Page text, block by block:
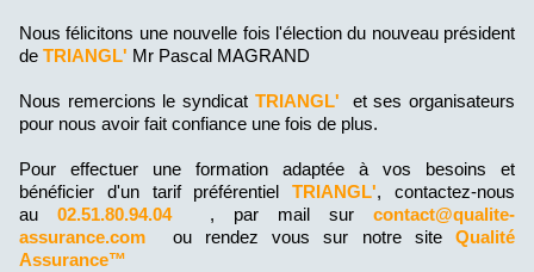
Nous félicitons une nouvelle fois l'élection du nouveau président
de TRIANGL' Mr Pascal MAGRAND
Nous remercions le syndicat TRIANGL' et ses organisateurs
pour nous avoir fait confiance une fois de plus.
Pour effectuer une formation adaptée à vos besoins et
bénéficier d'un tarif préférentielTRIANGL', contactez-nous
au 02.51.80.94.04, par mail sur contact@qualite-
assurance.com ou rendez vous sur notre site Qualité
Assurance™